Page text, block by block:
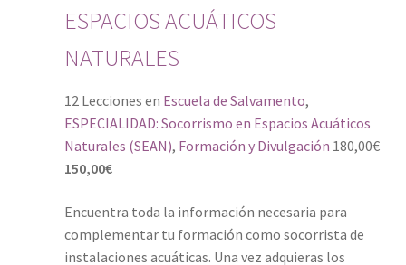
ESPACIOS ACUÁTICOS
NATURALES
12 Lecciones en Escuela de Salvamento,
ESPECIALIDAD: Socorrismo en Espacios Acuáticos
Naturales (SEAN), Formación y Divulgación180,00€
150,00€
Encuentra toda la información necesaria para
complementar tu formación como socorrista de
instalaciones acuáticas. Una vez adquieras los